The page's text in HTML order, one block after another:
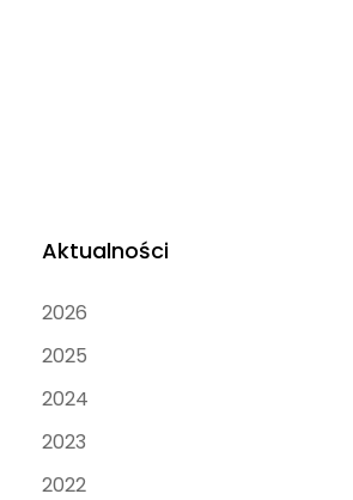
Aktualności
2026
2025
2024
2023
2022